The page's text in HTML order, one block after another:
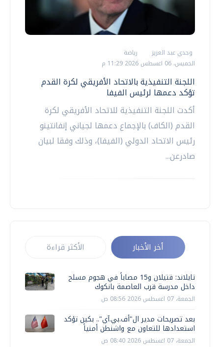
وجدي عبد العزيز
رياضة
الخميس، 06 اغسطس 2026 11:29 م
اللجنة التنفيذية بالاتحاد الأفريقي لكرة القدم
تؤكد دعمها لرئيس الفيفا
أكدت اللجنة التنفيذية للاتحاد الأفريقي لكرة
القدم (الكاف) بالإجماع دعمها لجياني إنفانتينو
رئيس ‌الاتحاد الدولي (الفيفا)، وذلك وفقا لبيان
صادرعن...
أخر الأخبار الأكثر قراءة
تايلاند: قتيلان و15 مصاباً في هجوم مسلح
داخل مدرسة قرب العاصمة بانكوك
الجمعة، 07 اغسطس 2026 08:56 ص
بعد تصريحات مدير ال"أف.بي.آي".. بكين تؤكد
استعدادها للتعاون مع واشنطن أمنياً
الجمعة، 07 اغسطس 2026 08:40 ص